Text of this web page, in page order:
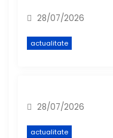
28/07/2026
actualitate
28/07/2026
actualitate